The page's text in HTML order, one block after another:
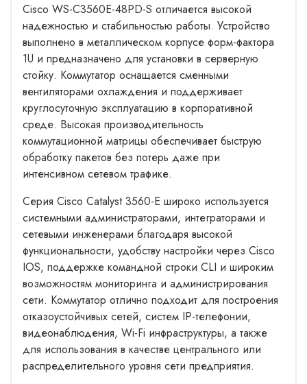
Cisco WS-C3560E-48PD-S отличается высокой
надежностью и стабильностью работы. Устройство
выполнено в металлическом корпусе форм-фактора
1U и предназначено для установки в серверную
стойку. Коммутатор оснащается сменными
вентиляторами охлаждения и поддерживает
круглосуточную эксплуатацию в корпоративной
среде. Высокая производительность
коммутационной матрицы обеспечивает быструю
обработку пакетов без потерь даже при
интенсивном сетевом трафике.
Серия Cisco Catalyst 3560-E широко используется
системными администраторами, интеграторами и
сетевыми инженерами благодаря высокой
функциональности, удобству настройки через Cisco
IOS, поддержке командной строки CLI и широким
возможностям мониторинга и администрирования
сети. Коммутатор отлично подходит для построения
отказоустойчивых сетей, систем IP-телефонии,
видеонаблюдения, Wi-Fi инфраструктуры, а также
для использования в качестве центрального или
распределительного уровня сети предприятия.